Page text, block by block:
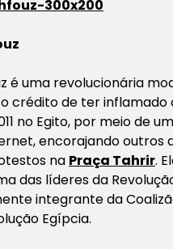
é uma revolucionária
crédito de ter inflamado
no Egito, por meio de
encorajando outros
na Praça Tahrir.
das líderes da
integrante da
Egípcia.